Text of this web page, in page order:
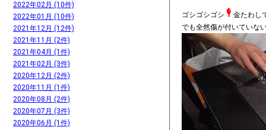
ゴシゴシゴシ
金たわし
でも全然傷が付いていな
2022年02月 (10件)
2022年01月 (10件)
2021年12月 (12件)
2021年11月 (2件)
2021年04月 (1件)
2021年02月 (3件)
2020年12月 (2件)
2020年11月 (1件)
2020年08月 (2件)
2020年07月 (3件)
2020年06月 (1件)